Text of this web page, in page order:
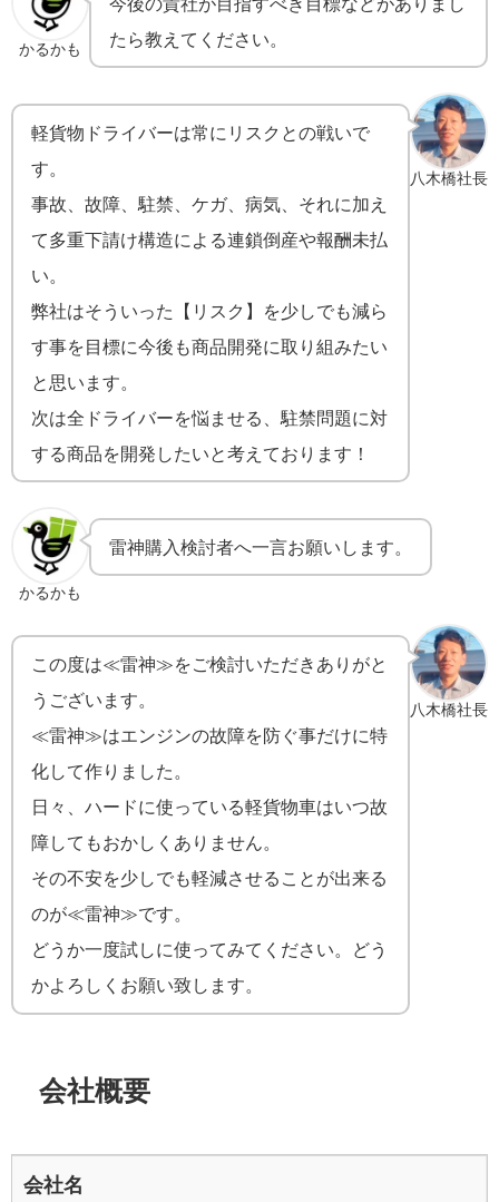
かるかも
今後の貴社が目指すべき目標などがありまし
たら教えてください。
八木橋社長
軽貨物ドライバーは常にリスクとの戦いで
す。
事故、故障、駐禁、ケガ、病気、それに加え
て多重下請け構造による連鎖倒産や報酬未払
い。
弊社はそういった【リスク】を少しでも減ら
す事を目標に今後も商品開発に取り組みたい
と思います。
次は全ドライバーを悩ませる、駐禁問題に対
する商品を開発したいと考えております！
かるかも
雷神購入検討者へ一言お願いします。
八木橋社長
この度は≪雷神≫をご検討いただきありがと
うございます。
≪雷神≫はエンジンの故障を防ぐ事だけに特
化して作りました。
日々、ハードに使っている軽貨物車はいつ故
障してもおかしくありません。
その不安を少しでも軽減させることが出来る
のが≪雷神≫です。
どうか一度試しに使ってみてください。どう
かよろしくお願い致します。
会社概要
会社名